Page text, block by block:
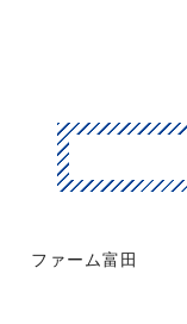
ファーム富田